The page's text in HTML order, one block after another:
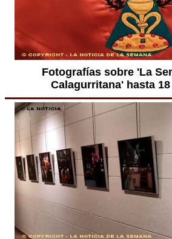
Fotografías sobre 'La
Calagurritana' hasta